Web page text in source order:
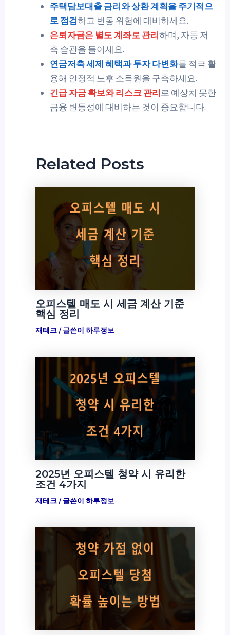
주택담보대출 금리와 상환 계획을 주기적으
로 점검하고 변동 위험에 대비하세요.
은퇴자금은 별도 계좌로 관리하며, 자동 저
축 습관을 들이세요.
연금저축 세제 혜택과 투자 다변화를 적극 활
용해 안정적 노후 소득원을 구축하세요.
긴급 자금 확보와 리스크 관리로 예상치 못한
금융 변동성에 대비하는 것이 중요합니다.
Related Posts
오피스텔 매도 시 세금 계산 기준
핵심 정리
재테크/ 글쓴이 하루정보
2025년 오피스텔 청약 시 유리한
조건 4가지
재테크/ 글쓴이 하루정보